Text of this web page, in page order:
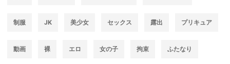
制服 JK 美少女 セックス 露出 プリキュア
動画 裸 エロ 女の子 拘束 ふたなり